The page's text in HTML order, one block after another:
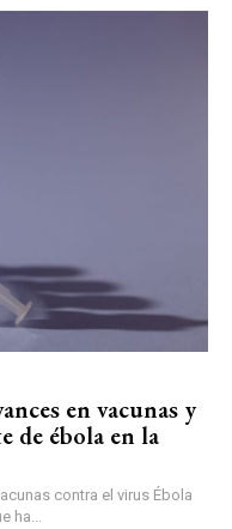
en vacunas y
de ébola en la
contra el virus Ébola
ha...